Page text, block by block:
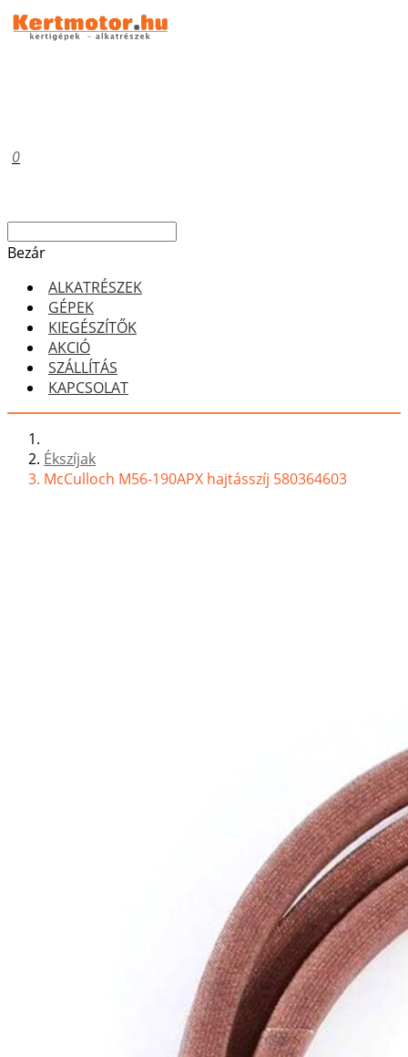
0
Bezár
ALKATRÉSZEK
GÉPEK
KIEGÉSZÍTŐK
AKCIÓ
SZÁLLÍTÁS
KAPCSOLAT
Ékszíjak
McCulloch M56-190APX hajtásszíj 580364603